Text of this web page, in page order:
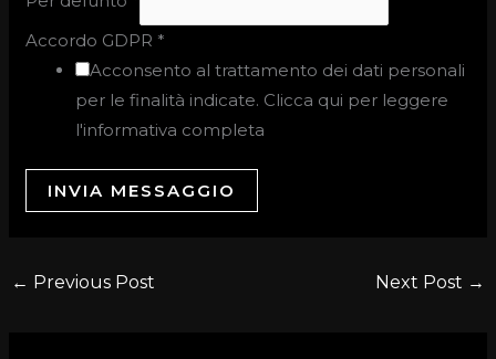
Accordo GDPR *
Acconsento al trattamento dei dati personali
per le finalità indicate. Clicca qui per leggere
l'informativa completa
INVIA MESSAGGIO
← Previous Post Next Post →